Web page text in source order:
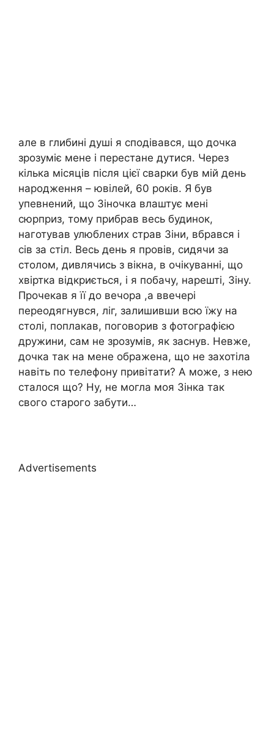
але в глибині душі я сподівався, що дочка
зрозуміє мене і перестане дутися. Через
кілька місяців після цієї сварки був мій день
народження – ювілей, 60 років. Я був
упевнений, що Зіночка влаштує мені
сюрприз, тому прибрав весь будинок,
наготував улюблених страв Зіни, вбрався і
сів за стіл. Весь день я провів, сидячи за
столом, дивлячись з вікна, в очікуванні, що
хвіртка відкриється, і я побачу, нарешті, Зіну.
Прочекав я її до вечора ,а ввечері
переодягнувся, ліг, залишивши всю їжу на
столі, поплакав, поговорив з фотографією
дружини, сам не зрозумів, як заснув. Невже,
дочка так на мене ображена, що не захотіла
навіть по телефону привітати? А може, з нею
сталося що? Ну, не могла моя Зінка так
свого старого забути…
Advertisements